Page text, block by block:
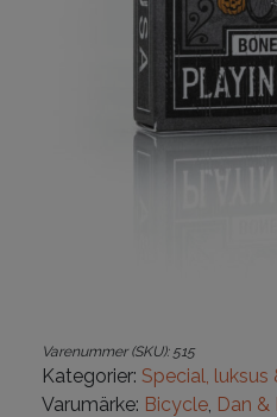
Varenummer (SKU): 515
Kategorier: Special, luksus
Varumärke: Bicycle, Dan &